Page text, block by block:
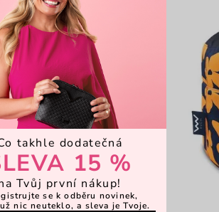
takhle dodatečná
15 %
Tvůj první nákup!
se k odběru novinek,
nic neuteklo, a sleva je Tvoje.